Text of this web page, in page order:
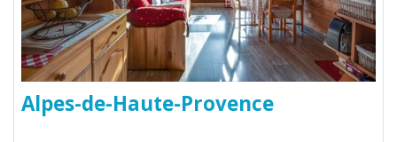
Alpes-de-Haute-Provence